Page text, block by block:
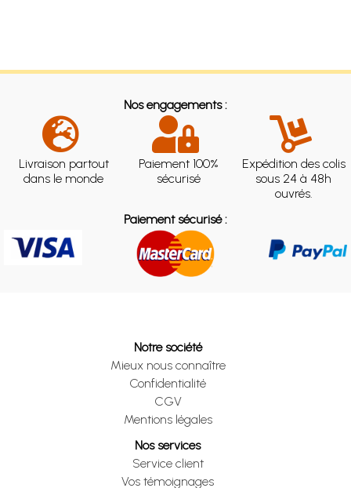
Nos engagements :
Livraison partout
dans le monde
Paiement 100%
sécurisé
Expédition des colis
sous 24 à 48h
ouvrés.
Paiement sécurisé :
Notre société
Mieux nous connaître
Confidentialité
CGV
Mentions légales
Nos services
Service client
Vos témoignages